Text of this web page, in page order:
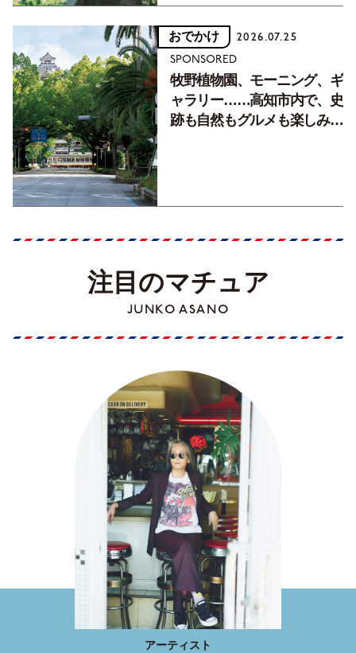
おでかけ 2026.07.25
SPONSORED
牧野植物園、モーニング、ギ
ャラリー……高知市内で、史
跡も自然もグルメも楽しみ尽
注目のマチュア
JUNKO ASANO
アーティスト